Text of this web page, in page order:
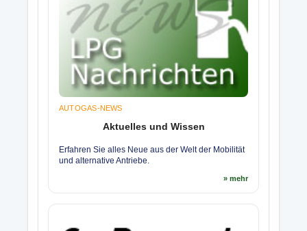
AUTOGAS-NEWS
Aktuelles und Wissen
Erfahren Sie alles Neue aus der Welt der Mobilität
und alternative Antriebe.
» mehr